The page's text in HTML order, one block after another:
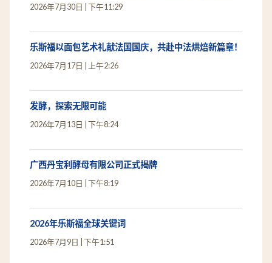
2026年7月30日 下午11:29
乐斯福以面包艺术礼献法国国庆，共赴中法烘焙新篇章！
2026年7月17日 上午2:26
发酵，探索无限可能
2026年7月13日 下午8:24
广西丹宝利酵母有限公司正式揭牌
2026年7月10日 下午8:19
2026年乐斯福全球关键词
2026年7月9日 下午1:51